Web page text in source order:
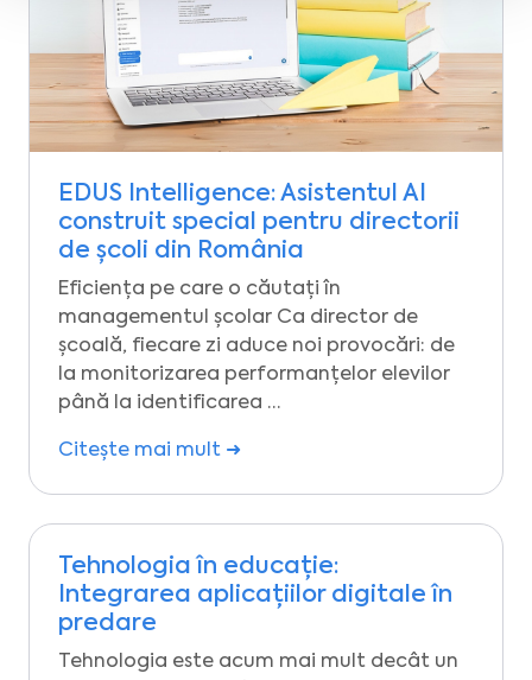
EDUS Intelligence: Asistentul AI
construit special pentru directorii
de școli din România
Eficiența pe care o căutați în
managementul școlar Ca director de
școală, fiecare zi aduce noi provocări: de
la monitorizarea performanțelor elevilor
până la identificarea …
Citește mai mult ➜
Tehnologia în educație:
Integrarea aplicațiilor digitale în
predare
Tehnologia este acum mai mult decât un